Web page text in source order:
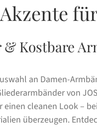
Kostbare
an Damen-
von
cleanen Look –
überzeugen.